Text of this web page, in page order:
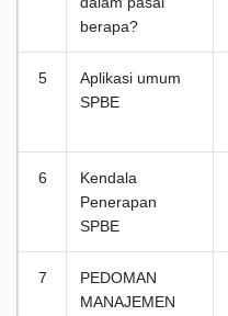
berapa?
5
Aplikasi umum
SPBE
6
Kendala
Penerapan
SPBE
7
PEDOMAN
MANAJEMEN